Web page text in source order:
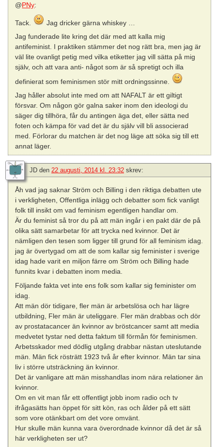
@PNy:
Tack.
Jag dricker gärna whiskey …
Jag funderade lite kring det där med att kalla mig
antifeminist. I praktiken stämmer det nog rätt bra, men jag är
väl lite ovanligt petig med vilka etiketter jag vill sätta på mig
själv, och att vara anti- något som är så spretigt och illa
definierat som feminismen stör mitt ordningssinne.
Jag håller absolut inte med om att NAFALT är ett giltigt
försvar. Om någon gör galna saker inom den ideologi du
säger dig tillhöra, får du antingen äga det, eller sätta ned
foten och kämpa för vad det är du själv vill bli associerad
med. Förlorar du matchen är det nog läge att söka sig till ett
annat läger.
JD den 22 augusti, 2014 kl. 23:32 skrev:
Åh vad jag saknar Ström och Billing i den riktiga debatten ute
i verkligheten, Offentliga inlägg och debatter som fick vanligt
folk till insikt om vad feminism egentligen handlar om.
Är du feminist så tror du på att män ingår i en pakt där de på
olika sätt samarbetar för att trycka ned kvinnor. Det är
nämligen den tesen som ligger till grund för all feminism idag.
jag är övertygad om att de som kallar sig feminister i sverige
idag hade varit en miljon färre om Ström och Billing hade
funnits kvar i debatten inom media.
Följande fakta vet inte ens folk som kallar sig feminister om
idag.
Att män dör tidigare, fler män är arbetslösa och har lägre
utbildning, Fler män är uteliggare. Fler män drabbas och dör
av prostatacancer än kvinnor av bröstcancer samt att media
medvetet tystar ned detta faktum till förmån för feminismen.
Arbetsskador med dödlig utgång drabbar nästan uteslutande
män. Män fick rösträtt 1923 två år efter kvinnor. Män tar sina
liv i större utsträckning än kvinnor.
Det är vanligare att män misshandlas inom nära relationer än
kvinnor.
Om en vit man får ett offentligt jobb inom radio och tv
ifrågasätts han öppet för sitt kön, ras och ålder på ett sätt
som vore otänkbart om det vore omvänt.
Hur skulle män kunna vara överordnade kvinnor då det är så
här verkligheten ser ut?